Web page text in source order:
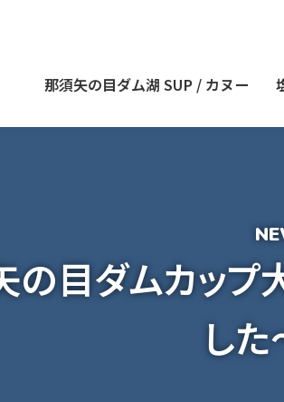
那須矢の目ダム湖 SUP / カヌー
の目ダムカップ
した